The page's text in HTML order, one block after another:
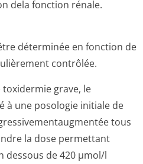
dela fonction rénale.
déterminée en fonction de
contrôlée.
grave, le
une posologie initiale de
tous
la dose permettant
dessous de 420 µmol/l